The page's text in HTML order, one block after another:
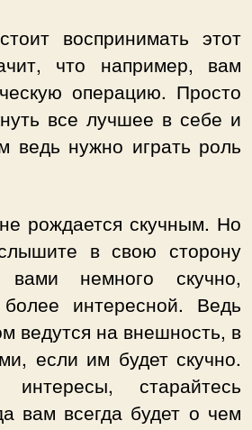
воспринимать этот
что например, вам
операцию. Просто
все лучшее в себе и
ведь нужно играть роль
рождается скучным. Но
в свою сторону
немного скучно,
интересной. Ведь
ведутся на внешность, в
если им будет скучно.
старайтесь
вам всегда будет о чем